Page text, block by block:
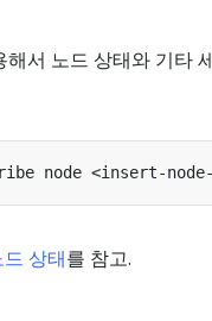
해서 노드 상태와 기타
드 상태를 참고.